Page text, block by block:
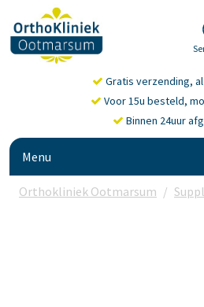
Gratis verzending,
Voor 15u besteld,
Binnen 24uur
Menu
Orthokliniek Ootmarsum